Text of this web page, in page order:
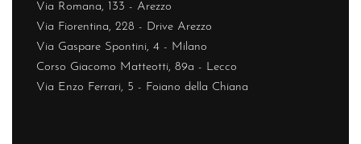
Via Romana, 133 - Arezzo
Via Fiorentina, 228 - Drive Arezzo
Via Gaspare Spontini, 4 - Milano
Corso Giacomo Matteotti, 89a - Lecco
Via Enzo Ferrari, 5 - Foiano della Chiana